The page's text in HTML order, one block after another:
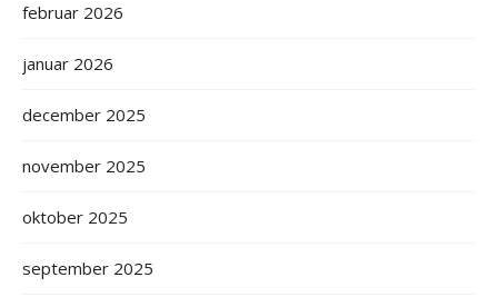
februar 2026
januar 2026
december 2025
november 2025
oktober 2025
september 2025